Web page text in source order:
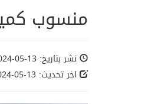
منسوب كميات
نشر بتاريخ: 13-05-2024
اخر تحديث: 13-05-2024 الساعة: 09:13:55 AM